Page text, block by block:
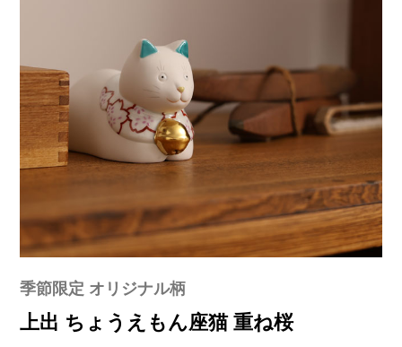
季節限定 オリジナル柄
上出 ちょうえもん座猫 重ね桜